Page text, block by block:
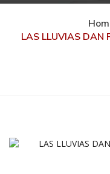
LAS LLUVIAS DAN